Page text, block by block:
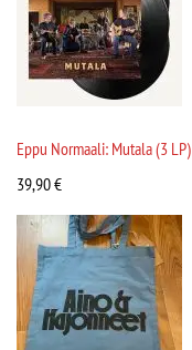
Eppu Normaali: Mutala (3 LP)
39,90€